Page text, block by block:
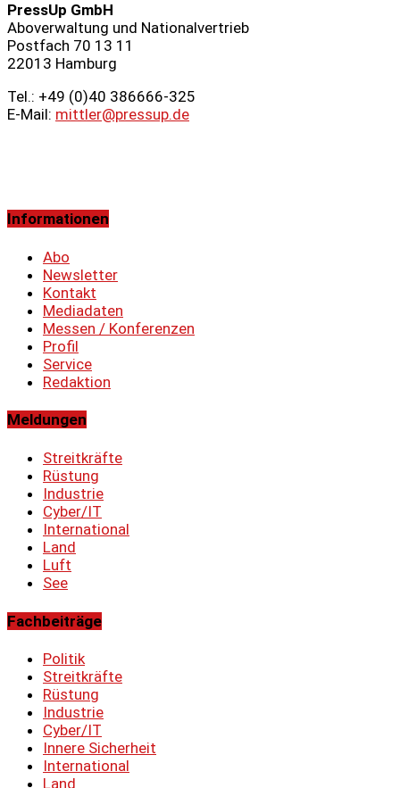
PressUp GmbH
Aboverwaltung und Nationalvertrieb
Postfach 70 13 11
22013 Hamburg
Tel.: +49 (0)40 386666‑325
E-Mail: mittler@pressup.de
Informationen
Abo
Newsletter
Kontakt
Mediadaten
Messen / Konferenzen
Profil
Service
Redaktion
Meldungen
Streitkräfte
Rüstung
Industrie
Cyber/IT
International
Land
Luft
See
Fachbeiträge
Politik
Streitkräfte
Rüstung
Industrie
Cyber/IT
Innere Sicherheit
International
Land